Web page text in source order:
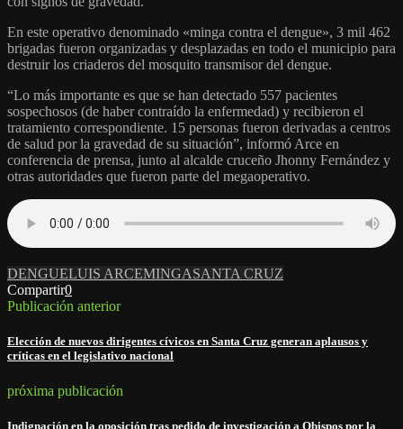
En este operativo denominado «minga contra el dengue», 3 mil 462
brigadas fueron organizadas y desplazadas en todo el municipio para
destruir los criaderos del mosquito transmisor del dengue.
“Lo más importante es que se han detectado 557 pacientes
sospechosos (de haber contraído la enfermedad) y recibieron el
tratamiento correspondiente. 15 personas fueron derivadas a centros
de salud por la gravedad de su situación”, informó Arce en
conferencia de prensa, junto al alcalde cruceño Jhonny Fernández y
otras autoridades que fueron parte del megaoperativo.
DENGUELUIS ARCEMINGASANTA CRUZ
Compartir0
Publicación anterior
Elección de nuevos dirigentes cívicos en Santa Cruz generan aplausos y
críticas en el legislativo nacional
próxima publicación
Indignación en la oposición tras pedido de investigación a Obispos por la